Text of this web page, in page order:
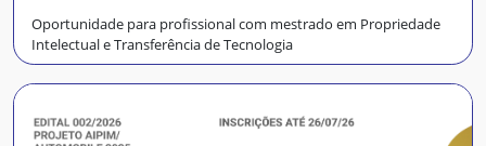
Oportunidade para profissional com mestrado em Propriedade
Intelectual e Transferência de Tecnologia